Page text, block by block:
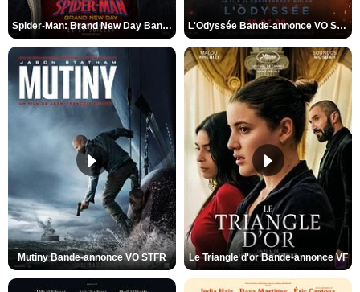
Spider-Man: Brand New Day Bande-annonce VO STFR L'Odyssée Bande-annonce VO STFR
Mutiny Bande-annonce VO STFR Le Triangle d'or Bande-annonce VF